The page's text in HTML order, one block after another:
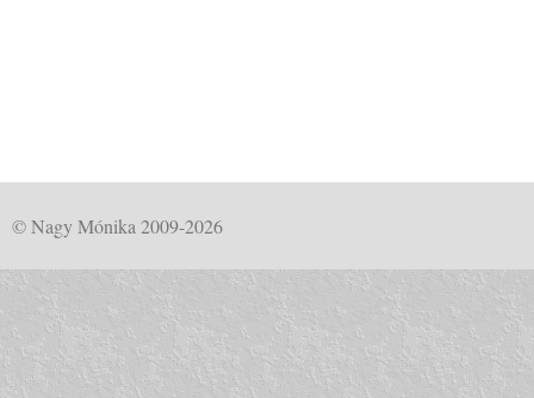
© Nagy Mónika 2009-2026